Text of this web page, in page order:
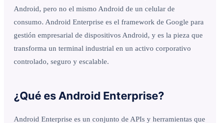
Android, pero no el mismo Android de un celular de
consumo. Android Enterprise es el framework de Google para
gestión empresarial de dispositivos Android, y es la pieza que
transforma un terminal industrial en un activo corporativo
controlado, seguro y escalable.
¿Qué es Android Enterprise?
Android Enterprise es un conjunto de APIs y herramientas que